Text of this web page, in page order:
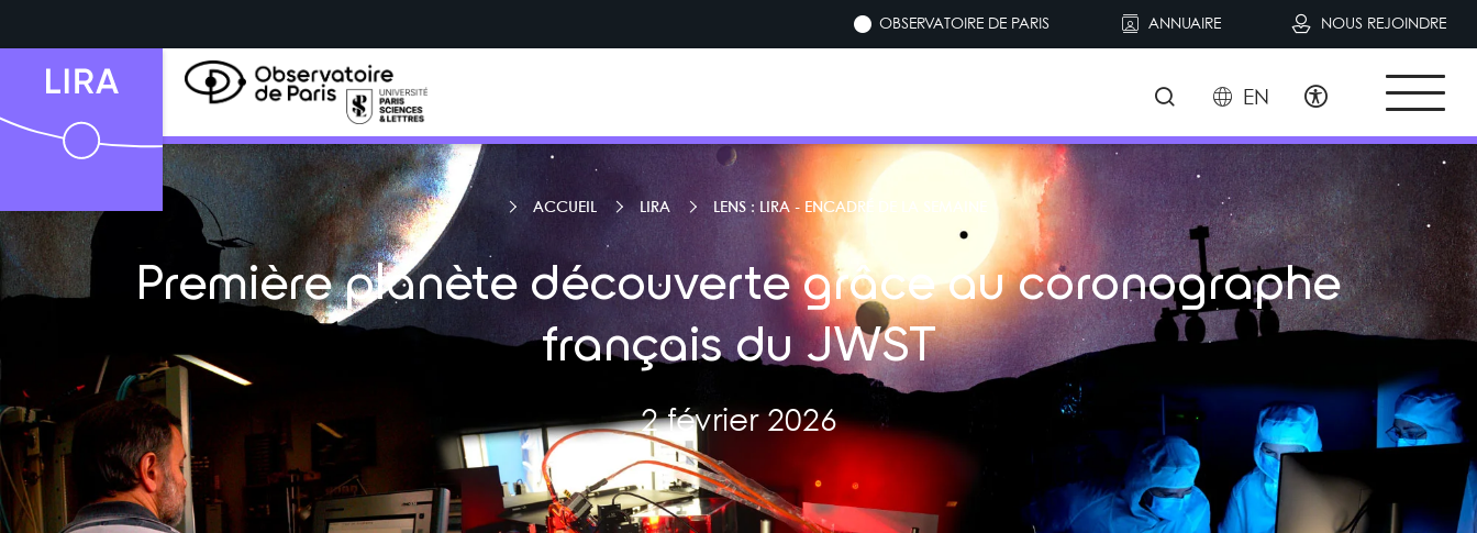
OBSERVATOIRE DE PARIS ANNUAIRE NOUS REJOINDRE
EN
ACCUEIL LIRA LENS : LIRA - ENCADRÉ DE LA SEMAINE
Première planète découverte grâce au coronographe
français du JWST
2 février 2026